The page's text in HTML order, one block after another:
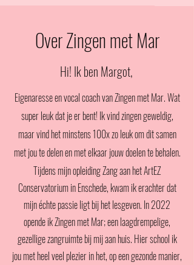
Over Zingen met Mar
Hi! Ik ben Margot,
Eigenaresse en vocal coach van Zingen met Mar. Wat
super leuk dat je er bent! Ik vind zingen geweldig,
maar vind het minstens 100x zo leuk om dit samen
met jou te delen en met elkaar jouw doelen te behalen.
Tijdens mijn opleiding Zang aan het ArtEZ
Conservatorium in Enschede, kwam ik erachter dat
mijn échte passie ligt bij het lesgeven. In 2022
opende ik Zingen met Mar; een laagdrempelige,
gezellige zangruimte bij mij aan huis. Hier school ik
jou met heel veel plezier in het, op een gezonde manier,